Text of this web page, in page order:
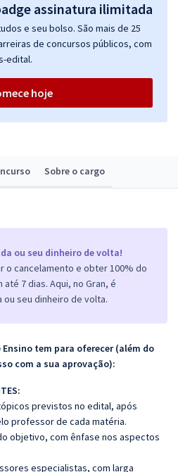
Sobre o cargo
ou seu dinheiro de volta!
o cancelamento e obter 100% do
7 dias. Aqui, no Gran, é
seu dinheiro de volta.
Ensino tem para oferecer (além do
com a sua aprovação):
previstos no edital, após
professor de cada matéria.
objetivo, com ênfase nos aspectos
especialistas, com larga
e seu bolso. São mais de 25
de concursos públicos, com
edital.
hoje